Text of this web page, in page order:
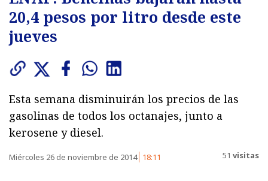
20,4 pesos por litro desde este
jueves
Esta semana disminuirán los precios de las
gasolinas de todos los octanajes, junto a
kerosene y diesel.
Miércoles 26 de noviembre de 2014 18:11 51 visitas